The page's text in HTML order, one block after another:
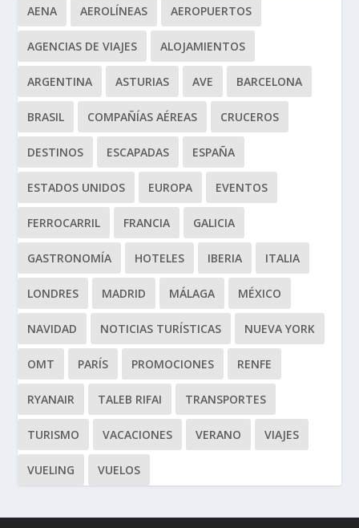
AENA AEROLÍNEAS AEROPUERTOS
AGENCIAS DE VIAJES ALOJAMIENTOS
ARGENTINA ASTURIAS AVE BARCELONA
BRASIL COMPAÑÍAS AÉREAS CRUCEROS
DESTINOS ESCAPADAS ESPAÑA
ESTADOS UNIDOS EUROPA EVENTOS
FERROCARRIL FRANCIA GALICIA
GASTRONOMÍA HOTELES IBERIA ITALIA
LONDRES MADRID MÁLAGA MÉXICO
NAVIDAD NOTICIAS TURÍSTICAS NUEVA YORK
OMT PARÍS PROMOCIONES RENFE
RYANAIR TALEB RIFAI TRANSPORTES
TURISMO VACACIONES VERANO VIAJES
VUELING VUELOS